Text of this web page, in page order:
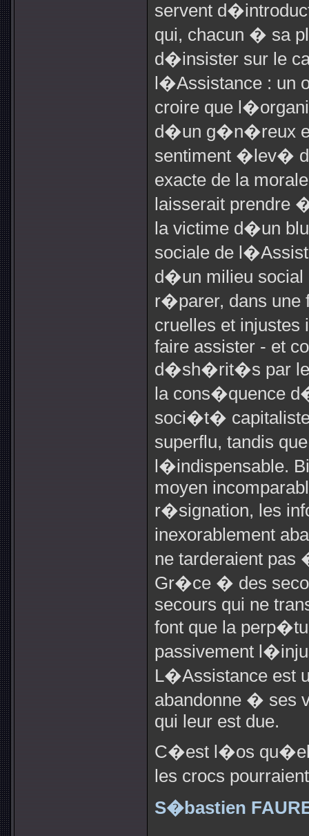
servent
qui, chacun � sa
d�insister sur le
l�Assistance : un
croire que
d�un g�n�reux
sentiment �lev�
exacte de la
laisserait prendre
la victime d�un
sociale de
d�un milieu social
r�parer, dans une
cruelles et
faire assister - et
d�sh�rit�s par
la cons�quence
soci�t�
superflu, tandis
l�indispensable.
moyen
r�signation, les
inexorablement
ne tarderaient
Gr�ce � des
secours qui ne
font que la
passivement
L�Assistance est
abandonne � ses
qui leur est due.
C�est l�os
les crocs
S�bastien